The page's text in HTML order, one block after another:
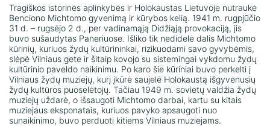
Tragiškos istorinės aplinkybės ir Holokaustas Lietuvoje nutraukė
Benciono Michtomo gyvenimą ir kūrybos kelią. 1941 m. rugpjūčio
31 d. – rugsėjo 2 d., per vadinamąją Didžiąją provokaciją, jis
buvo sušaudytas Paneriuose. Išliko tik nedidelė dalis Michtomo
kūrinių, kuriuos žydų kultūrininkai, rizikuodami savo gyvybėmis,
slėpė Vilniaus gete ir šitaip kovojo su sistemingai vykdomu žydų
kultūrinio paveldo naikinimu. Po karo šie kūriniai buvo perkelti į
Vilniaus žydų muziejų, kurį įkūrė saujelė Holokaustą išgyvenusių
žydų kultūros puoselėtojų. Tačiau 1949 m. sovietų valdžia žydų
muziejų uždarė, o išsaugoti Michtomo darbai, kartu su kitais
muziejaus eksponatais, kuriuos pavyko apsaugoti nuo
sunaikinimo, buvo perduoti kitiems Vilniaus muziejams.